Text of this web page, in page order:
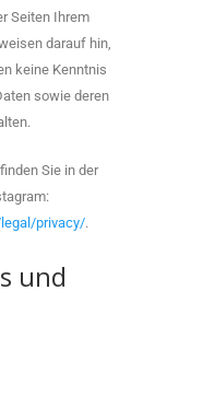
Seiten Ihrem
darauf hin,
keine Kenntnis
sowie deren
Sie in der
privacy/.
und